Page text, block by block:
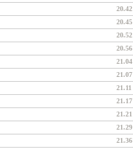
20.42
20.45
20.52
20.56
21.04
21.07
21.11
21.17
21.21
21.29
21.36